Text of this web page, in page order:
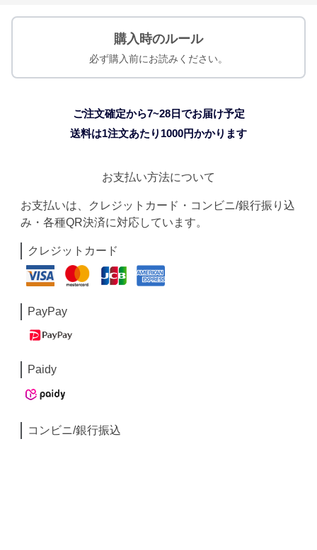
購入時のルール
必ず購入前にお読みください。
ご注文確定から7~28日でお届け予定
送料は1注文あたり 1000円かかります
お支払い方法について
お支払いは、クレジットカード・コンビニ/銀行振り込
み・各種QR決済に対応しています。
クレジットカード
PayPay
Paidy
コンビニ/銀行振込